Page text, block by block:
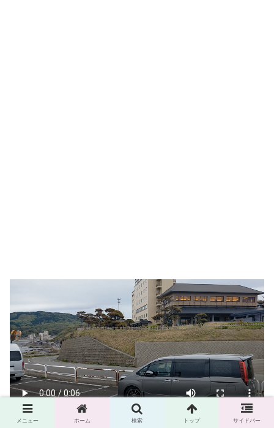
メニュー ホーム 検索 トップ サイドバー